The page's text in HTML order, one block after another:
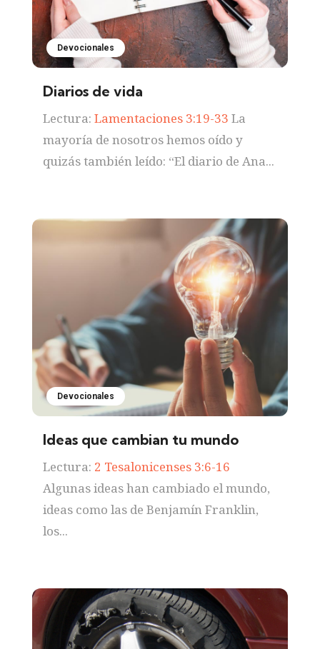
Devocionales
Diarios de vida
Lectura: Lamentaciones 3:19-33 La
mayoría de nosotros hemos oído y
quizás también leído: “El diario de Ana...
Devocionales
Ideas que cambian tu mundo
Lectura: 2 Tesalonicenses 3:6-16
Algunas ideas han cambiado el mundo,
ideas como las de Benjamín Franklin,
los...